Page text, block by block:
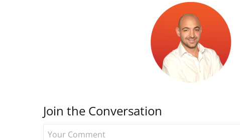
Join the Conversation